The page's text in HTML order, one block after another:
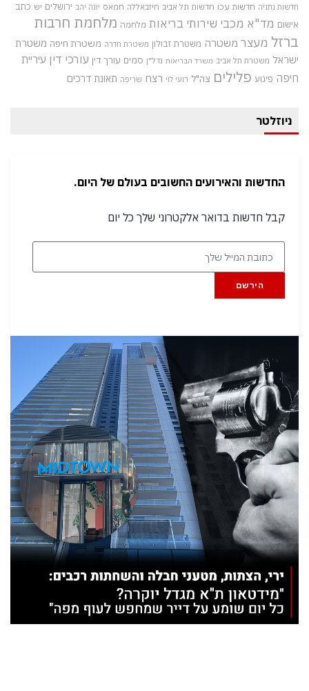
חדשות נתניה חדשות עכו חדשות תל אביב חיזבאללה חמאס יונה יהב ירושלים יש כתב
אישום מד"א מכבי שירותי בריאות מלחמה מלחמת חרבות
ברזל מעצר משטרה משטרת זבולון משטרת חדרה משטרת חיפה משטרת
ישראל משטרת תל אביב משרד הבריאות נדל"ן סמים עורך דין עורכי דין עיריית
חיפה פיגוע פלילים צה"ל רועי לוי רצח שריפה תאונת דרכים
ניוזלטר
החדשות והאירועים החשובים בעולם של היום.
קבל חדשות בדואר אלקטרוני שלך כל יום
הירשם